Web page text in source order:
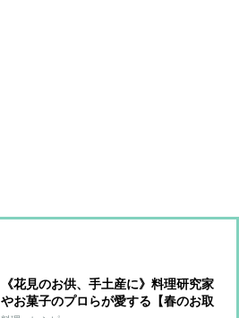
《花見のお供、手土産に》料理研究家
やお菓子のプロらが愛する【春のお取